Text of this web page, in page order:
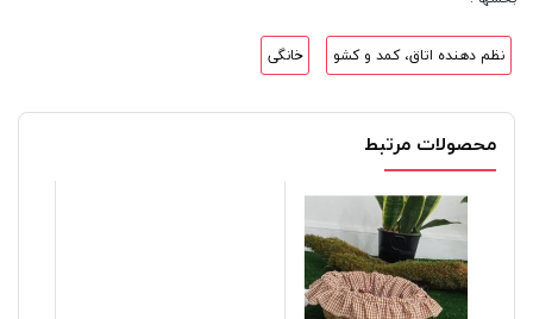
نظم دهنده اتاق، کمد و کشو خانگی
محصولات مرتبط